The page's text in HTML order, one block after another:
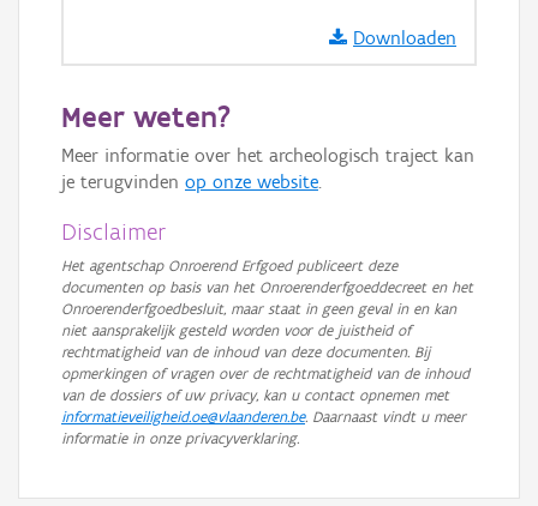
Downloaden
Meer weten?
Meer informatie over het archeologisch traject kan
je terugvinden op onze website.
Disclaimer
Het agentschap Onroerend Erfgoed publiceert deze
documenten op basis van het Onroerenderfgoeddecreet en het
Onroerenderfgoedbesluit, maar staat in geen geval in en kan
niet aansprakelijk gesteld worden voor de juistheid of
rechtmatigheid van de inhoud van deze documenten. Bij
opmerkingen of vragen over de rechtmatigheid van de inhoud
van de dossiers of uw privacy, kan u contact opnemen met
informatieveiligheid.oe@vlaanderen.be. Daarnaast vindt u meer
informatie in onze privacyverklaring.